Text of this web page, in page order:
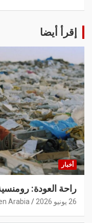
إقرأ أيضا
أخبار
راحة العودة:
26 يونيو 2026 Arabia